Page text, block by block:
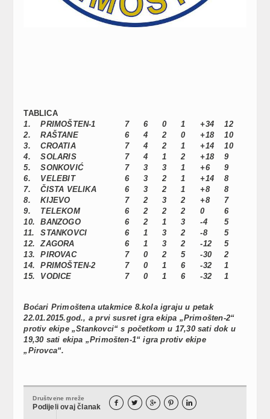
TABLICA
1.
PRIMOŠTEN-1 7 6 0 1 +34
12
2.
RAŠTANE 6 4 2 0 +18
10
3.
CROATIA 7 4 2 1 +14
10
4.
SOLARIS 7 4 1 2 +18
9
5.
SONKOVIĆ 7 3 3 1 +6
9
6.
VELEBIT 6 3 2 1 +14
8
7.
ČISTA VELIKA 6 3 2 1 +8
8
8.
KIJEVO 7 2 3 2 +8
7
9.
TELEKOM 6 2 2 2 0
6
10.
BANZOGO 6 2 1 3 -4
5
11.
STANKOVCI 6 1 3 2 -8
5
12.
ZAGORA 6 1 3 2 -12
5
13.
PIROVAC 7 0 2 5 -30
2
14.
PRIMOŠTEN-2 7 0 1 6 -32
1
15.
VODICE 7 0 1 6 -32 1
Boćari Primoštena utakmice 8.kola igraju u petak
22.01.2015.god., a prvi susret igra ekipa „Primošten-2“
protiv ekipe „Stankovci“ s početkom u 17,30 sati dok u
19,30 sati ekipa „Primošten-1“ igra protiv ekipe
„Pirovca“.
Društvene mreže
Podijeli ovaj članak     